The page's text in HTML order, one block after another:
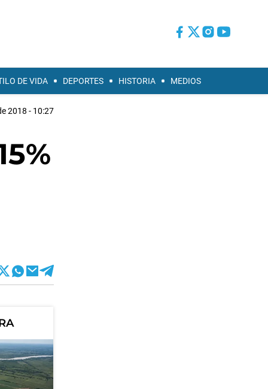
DE VIDA DEPORTES HISTORIA MEDIOS
2018 - 10:27